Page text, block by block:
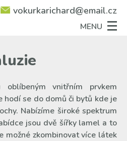
vokurkarichard@email.cz
MENU
rolety a garážová vrata
venkovní žaluzie
fasádní clony
pergoly
ořez lemu pevných sítí
nadrozměrné žaluzie / rolety
galerie
kontakt
oblíbeným vnitřním prvkem
hodí se do domů či bytů kde je
Nabízíme široké spektrum
jsou dvě šířky lamel a to
možné zkombinovat více látek